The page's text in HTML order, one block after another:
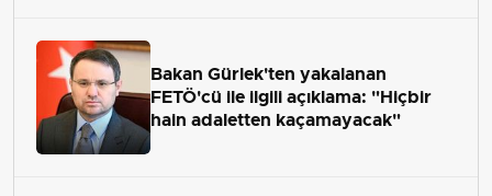
Bakan Gürlek'ten yakalanan
FETÖ'cü ile ilgili açıklama: "Hiçbir
hain adaletten kaçamayacak"